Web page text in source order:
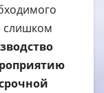
слишком